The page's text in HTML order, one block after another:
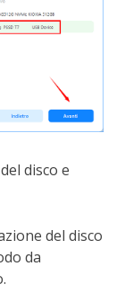
disco e
del disco
da